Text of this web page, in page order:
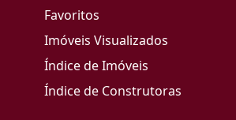
Favoritos
Imóveis Visualizados
Índice de Imóveis
Índice de Construtoras